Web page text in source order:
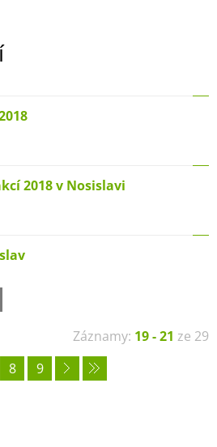
2018 v Nosislavi
Záznamy: 19 - 21 ze 29
8 9